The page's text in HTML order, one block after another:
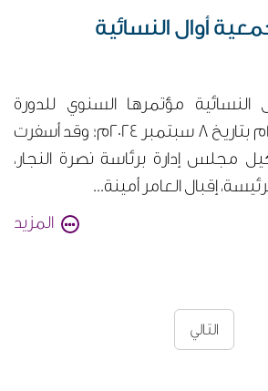
أوال النسائية
مؤتمرها السنوي للدورة
الانتخابية 2024-2026م بتاريخ 8 سبتمبر 2024م؛ وقد أسفرت
مجلس إدارة برئاسة نصرة النجار،
إقبال العامر أمينة...
المزيد
التالي